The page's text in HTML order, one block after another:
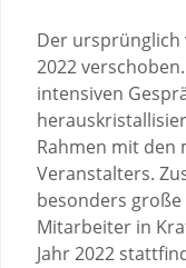
Der ursprünglich
2022
intensiven
Rahmen mit den
Veranstalters.
besonders
Mitarbeiter in
Jahr 2022